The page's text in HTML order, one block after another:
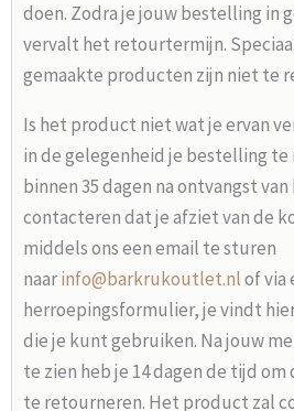
doen. Zodra je jouw bestelling in
vervalt het retourtermijn.
gemaakte producten zijn niet te
Is het product niet wat je ervan
in de gelegenheid je bestelling
binnen 35 dagen na ontvangst
contacteren dat je afziet van de
middels ons een email te sturen
naarinfo@barkrukoutlet.nlof via
herroepingsformulier, je vindt
die je kunt gebruiken. Na jouw
te zien heb je 14 dagen de tijd
te retourneren. Het product zal